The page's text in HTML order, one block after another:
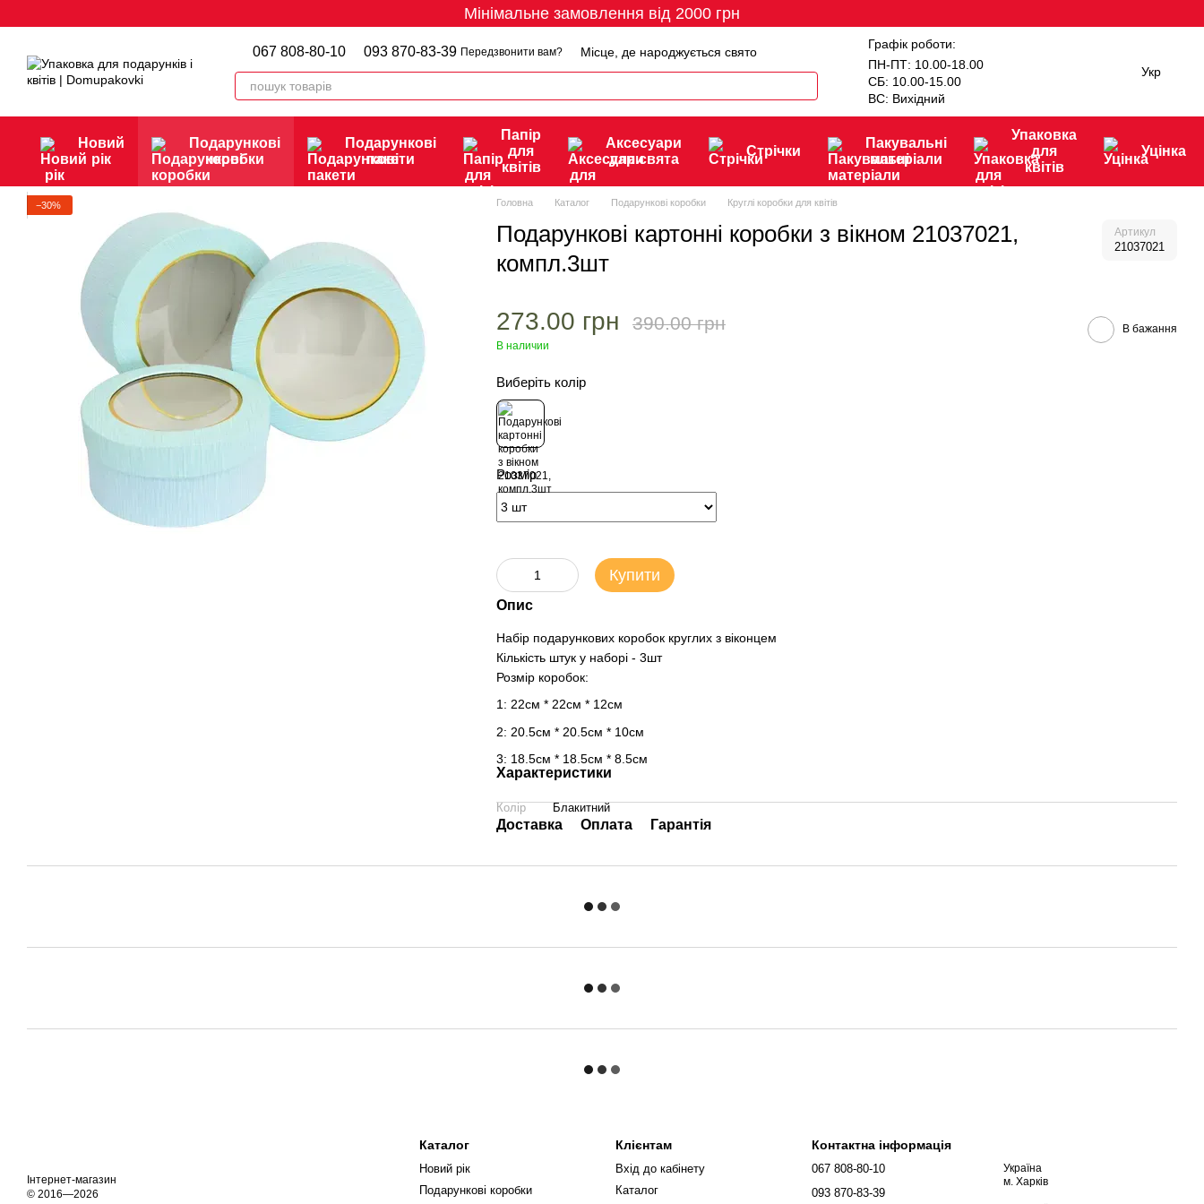
Мінімальне замовлення від 2000 грн
067 808-80-10 093 870-83-39 Передзвонити вам? Місце, де народжується свято
Графік роботи:
ПН-ПТ: 10.00-18.00
СБ: 10.00-15.00
ВС: Вихідний
Укр
Новий
рік
Подарункові
коробки
Подарункові
пакети
Папір
для
квітів
Аксесуари
для свята
Стрічки
Пакувальні
матеріали
Упаковка
для
квітів
Уцінка
−30% Головна Каталог Подарункові коробки Круглі коробки для квітів
Подарункові картонні коробки з вікном 21037021,
компл.3шт
Артикул
21037021
273.00 грн 390.00 грн
В наличии
В бажання
Виберіть колір
Розмір
Купити
Опис
Набір подарункових коробок круглих з віконцем
Кількість штук у наборі - 3шт
Розмір коробок:
1: 22см * 22см * 12см
2: 20.5см * 20.5см * 10см
3: 18.5см * 18.5см * 8.5см
Характеристики
Колір Блакитний
Доставка Оплата Гарантія
Інтернет-магазин
© 2016—2026
Каталог
Новий рік
Подарункові коробки
Клієнтам
Вхід до кабінету
Каталог
Контактна інформація
067 808-80-10
093 870-83-39
Україна
м. Харків